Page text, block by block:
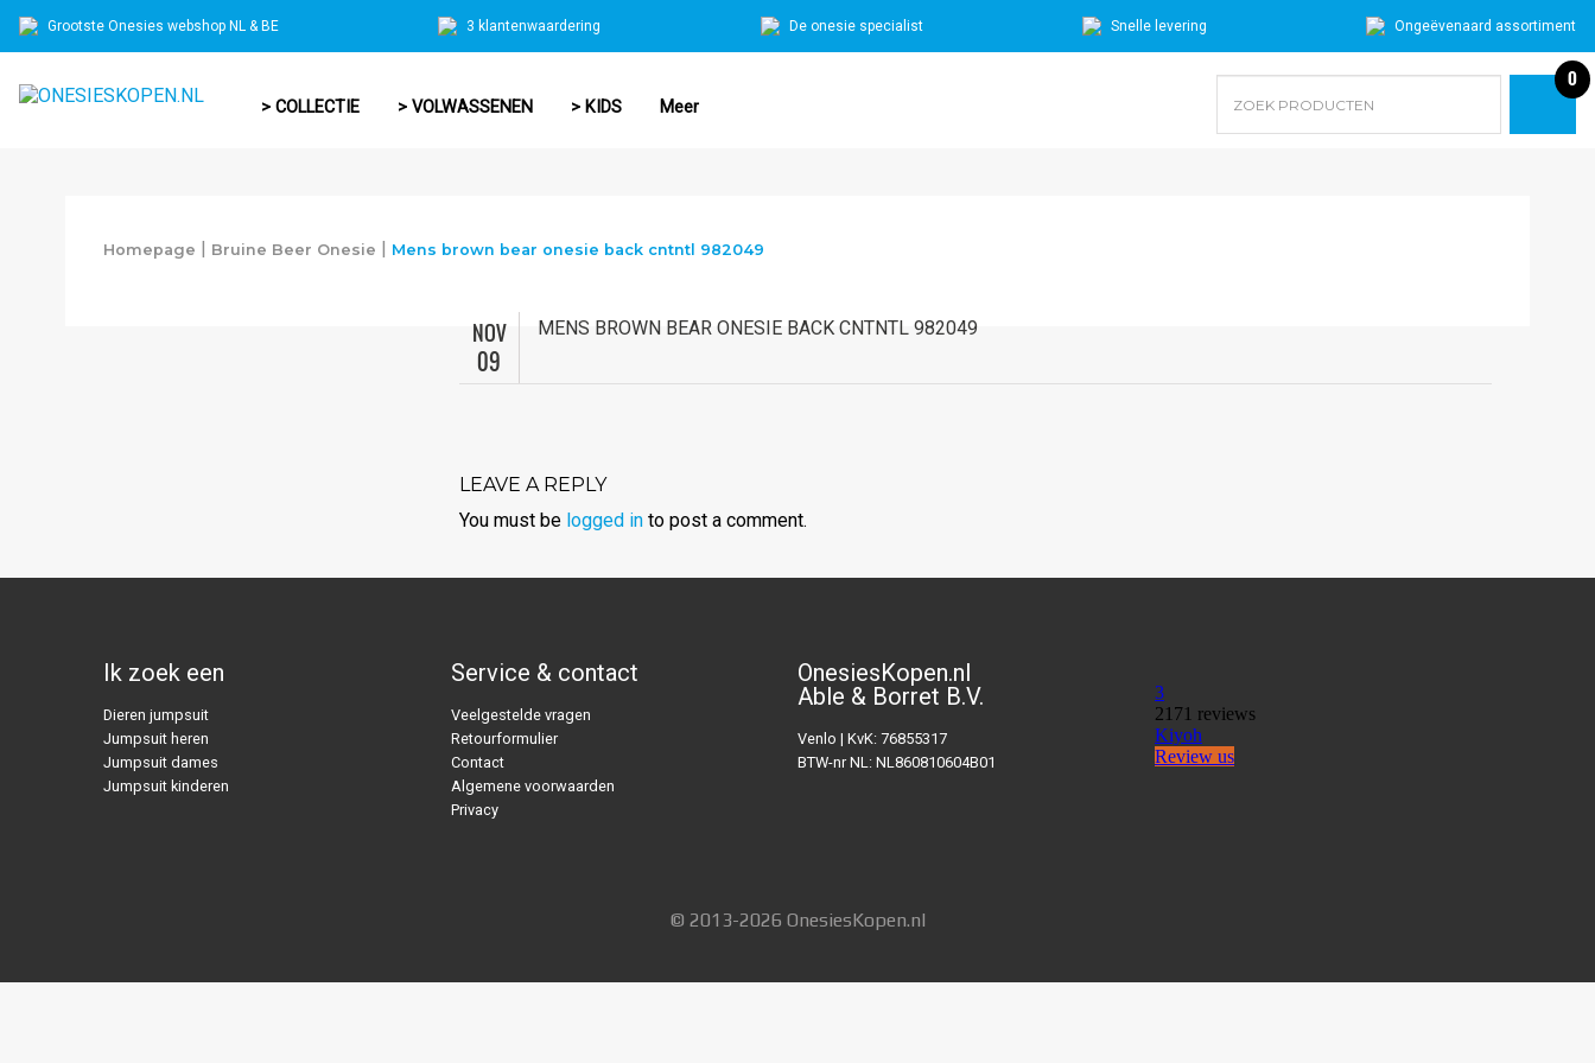
Grootste Onesies webshop NL & BE 3 klantenwaardering De onesie specialist Snelle levering Ongeëvenaard assortiment
> COLLECTIE > VOLWASSENEN > KIDS Meer
0
Homepage Bruine Beer Onesie Mens brown bear onesie back cntntl 982049
NOV
09
MENS BROWN BEAR ONESIE BACK CNTNTL 982049
LEAVE A REPLY
You must be logged in to post a comment.
Ik zoek een
Dieren jumpsuit
Jumpsuit heren
Jumpsuit dames
Jumpsuit kinderen
Service & contact
Veelgestelde vragen
Retourformulier
Contact
Algemene voorwaarden
Privacy
OnesiesKopen.nl
Able & Borret B.V.
Venlo | KvK: 76855317
BTW-nr NL: NL860810604B01
© 2013-2026 OnesiesKopen.nl